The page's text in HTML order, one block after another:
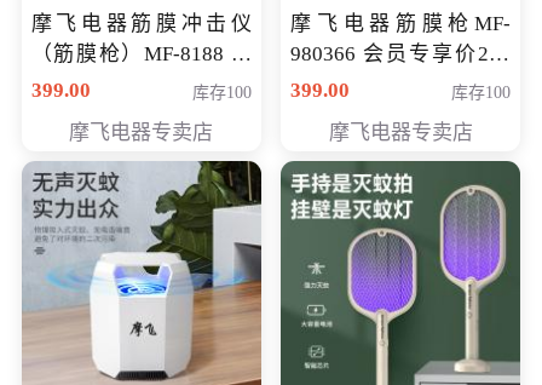
摩飞电器筋膜冲击仪
（筋膜枪）MF-8188 会
员专享价268元
399.00 库存100
摩飞电器专卖店
摩飞电器筋膜枪MF-
980366 会员专享价299
元
399.00 库存100
摩飞电器专卖店